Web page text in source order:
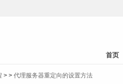
首页
> > 代理服务器重定向的设置方法